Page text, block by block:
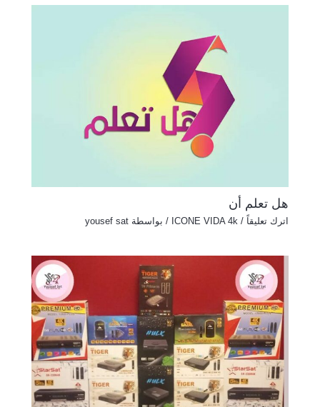
هل تعلم أن
اترك تعليقاً /
ICONE VIDA 4k / بواسطة yousef sat